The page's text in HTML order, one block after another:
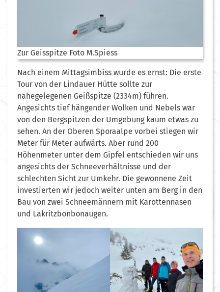
Zur Geisspitze Foto M.Spiess
Nach einem Mittagsimbiss wurde es ernst: Die erste
Tour von der Lindauer Hütte sollte zur
nahegelegenen Geißspitze (2334m) führen.
Angesichts tief hängender Wolken und Nebels war
von den Bergspitzen der Umgebung kaum etwas zu
sehen. An der Oberen Sporaalpe vorbei stiegen wir
Meter für Meter aufwärts. Aber rund 200
Höhenmeter unter dem Gipfel entschieden wir uns
angesichts der Schneeverhältnisse und der
schlechten Sicht zur Umkehr. Die gewonnene Zeit
investierten wir jedoch weiter unten am Berg in den
Bau von zwei Schneemännern mit Karottennasen
und Lakritzbonbonaugen.